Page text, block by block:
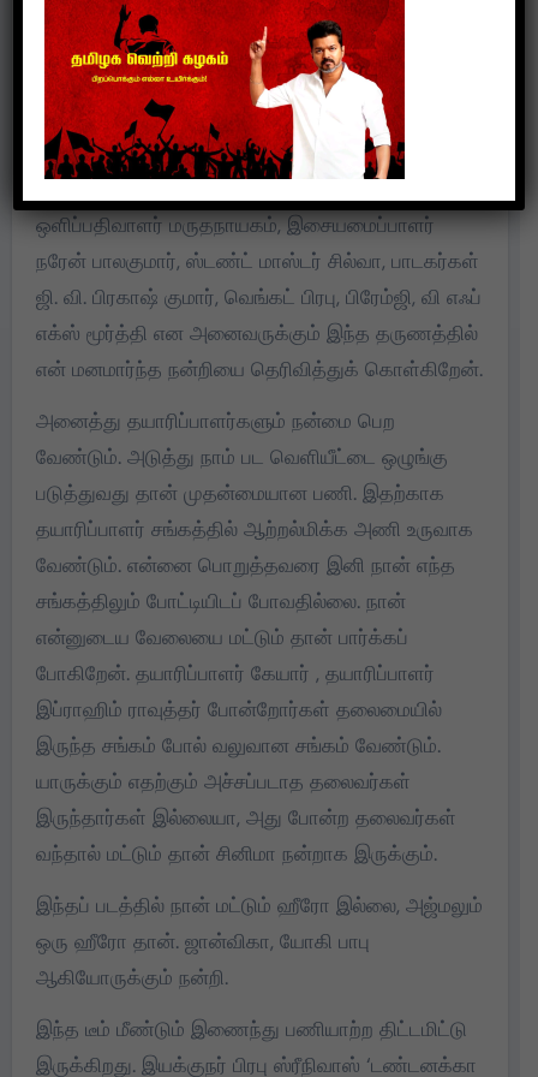
இருக்கிறது.
இந்த படத்தை இயக்கிய இயக்குநர் பிரபு ஸ்ரீநிவாஸ்,
தயாரிப்பாளர் சௌந்தர், தயாரிப்பாளர் அழகன்
தமிழ்மணி, நடிகர்கள் டேனி, பிரபாகர், ஸ்ரீதர், ஹைடு
ஒளிப்பதிவாளர் மருதநாயகம், இசையமைப்பாளர்
நரேன் பாலகுமார், ஸ்டண்ட் மாஸ்டர் சில்வா, பாடகர்கள்
ஜி. வி. பிரகாஷ் குமார், வெங்கட் பிரபு, பிரேம்ஜி, வி எஃப்
எக்ஸ் மூர்த்தி என அனைவருக்கும் இந்த தருணத்தில்
என் மனமார்ந்த நன்றியை தெரிவித்துக் கொள்கிறேன்.
அனைத்து தயாரிப்பாளர்களும் நன்மை பெற
வேண்டும். அடுத்து நாம் பட வெளியீட்டை ஒழுங்கு
படுத்துவது தான் முதன்மையான பணி. இதற்காக
தயாரிப்பாளர் சங்கத்தில் ஆற்றல்மிக்க அணி உருவாக
வேண்டும். என்னை பொறுத்தவரை இனி நான் எந்த
சங்கத்திலும் போட்டியிடப் போவதில்லை. நான்
என்னுடைய வேலையை மட்டும் தான் பார்க்கப்
போகிறேன். தயாரிப்பாளர் கேயார் , தயாரிப்பாளர்
இப்ராஹிம் ராவுத்தர் போன்றோர்கள் தலைமையில்
இருந்த சங்கம் போல் வலுவான சங்கம் வேண்டும்.
யாருக்கும் எதற்கும் அச்சப்படாத தலைவர்கள்
இருந்தார்கள் இல்லையா, அது போன்ற தலைவர்கள்
வந்தால் மட்டும் தான் சினிமா நன்றாக இருக்கும்.
இந்தப் படத்தில் நான் மட்டும் ஹீரோ இல்லை, அஜ்மலும்
ஒரு ஹீரோ தான். ஜான்விகா, யோகி பாபு
ஆகியோருக்கும் நன்றி.
இந்த டீம் மீண்டும் இணைந்து பணியாற்ற திட்டமிட்டு
இருக்கிறது. இயக்குநர் பிரபு ஸ்ரீநிவாஸ் ‘டண்டனக்கா